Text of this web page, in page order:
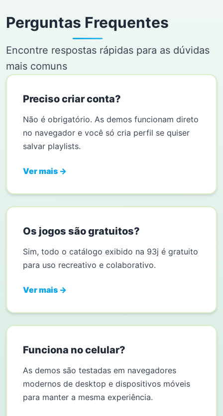
Perguntas Frequentes
Encontre respostas rápidas para as dúvidas
mais comuns
Preciso criar conta?
Não é obrigatório. As demos funcionam direto
no navegador e você só cria perfil se quiser
salvar playlists.
Ver mais →
Os jogos são gratuitos?
Sim, todo o catálogo exibido na 93j é gratuito
para uso recreativo e colaborativo.
Ver mais →
Funciona no celular?
As demos são testadas em navegadores
modernos de desktop e dispositivos móveis
para manter a mesma experiência.